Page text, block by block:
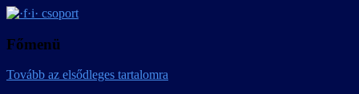
·f·i· csoport
Főmenü
Tovább az elsődleges tartalomra